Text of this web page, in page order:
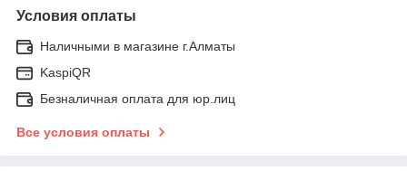
Условия оплаты
Наличными в магазине г.Алматы
KaspiQR
Безналичная оплата для юр.лиц
Все условия оплаты